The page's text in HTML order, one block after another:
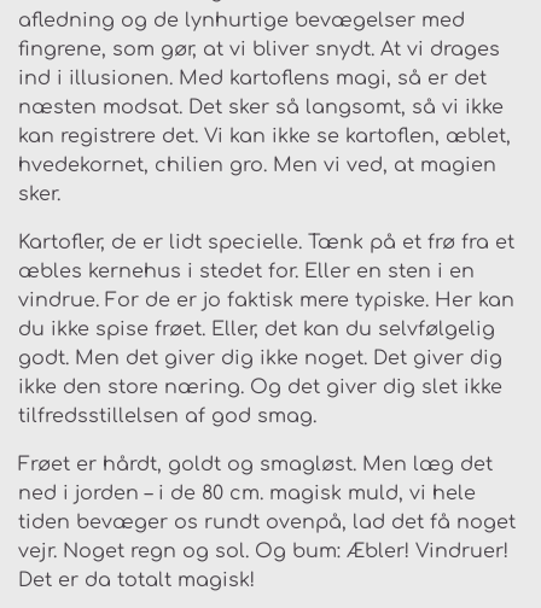
afledning og de lynhurtige bevægelser med
fingrene, som gør, at vi bliver snydt. At vi drages
ind i illusionen. Med kartoflens magi, så er det
næsten modsat. Det sker så langsomt, så vi ikke
kan registrere det. Vi kan ikke se kartoflen, æblet,
hvedekornet, chilien gro. Men vi ved, at magien
sker.
Kartofler, de er lidt specielle. Tænk på et frø fra et
æbles kernehus i stedet for. Eller en sten i en
vindrue. For de er jo faktisk mere typiske. Her kan
du ikke spise frøet. Eller, det kan du selvfølgelig
godt. Men det giver dig ikke noget. Det giver dig
ikke den store næring. Og det giver dig slet ikke
tilfredsstillelsen af god smag.
Frøet er hårdt, goldt og smagløst. Men læg det
ned i jorden – i de 80 cm. magisk muld, vi hele
tiden bevæger os rundt ovenpå, lad det få noget
vejr. Noget regn og sol. Og bum: Æbler! Vindruer!
Det er da totalt magisk!